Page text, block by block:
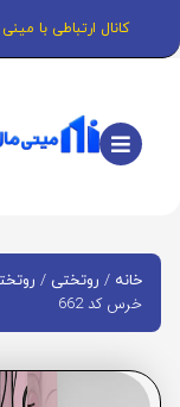
کانال ارتباطی با مینی
خانه / روتختی /
خرس کد 662